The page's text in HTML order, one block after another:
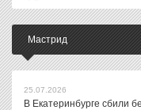
Мастрид
25.07.2026
В Екатеринбурге сбили